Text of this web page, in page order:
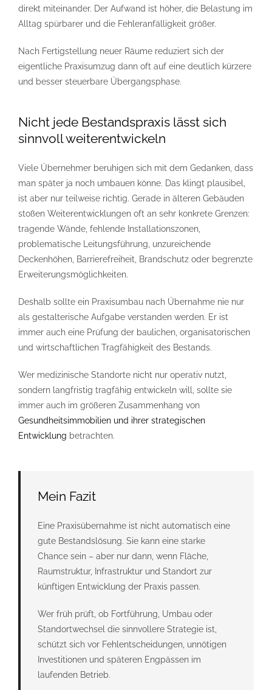
direkt miteinander. Der Aufwand ist höher, die Belastung im
Alltag spürbarer und die Fehleranfälligkeit größer.
Nach Fertigstellung neuer Räume reduziert sich der
eigentliche Praxisumzug dann oft auf eine deutlich kürzere
und besser steuerbare Übergangsphase.
Nicht jede Bestandspraxis lässt sich
sinnvoll weiterentwickeln
Viele Übernehmer beruhigen sich mit dem Gedanken, dass
man später ja noch umbauen könne. Das klingt plausibel,
ist aber nur teilweise richtig. Gerade in älteren Gebäuden
stoßen Weiterentwicklungen oft an sehr konkrete Grenzen:
tragende Wände, fehlende Installationszonen,
problematische Leitungsführung, unzureichende
Deckenhöhen, Barrierefreiheit, Brandschutz oder begrenzte
Erweiterungsmöglichkeiten.
Deshalb sollte ein Praxisumbau nach Übernahme nie nur
als gestalterische Aufgabe verstanden werden. Er ist
immer auch eine Prüfung der baulichen, organisatorischen
und wirtschaftlichen Tragfähigkeit des Bestands.
Wer medizinische Standorte nicht nur operativ nutzt,
sondern langfristig tragfähig entwickeln will, sollte sie
immer auch im größeren Zusammenhang von
Gesundheitsimmobilien und ihrer strategischen
Entwicklung betrachten.
Mein Fazit
Eine Praxisübernahme ist nicht automatisch eine
gute Bestandslösung. Sie kann eine starke
Chance sein – aber nur dann, wenn Fläche,
Raumstruktur, Infrastruktur und Standort zur
künftigen Entwicklung der Praxis passen.
Wer früh prüft, ob Fortführung, Umbau oder
Standortwechsel die sinnvollere Strategie ist,
schützt sich vor Fehlentscheidungen, unnötigen
Investitionen und späteren Engpässen im
laufenden Betrieb.